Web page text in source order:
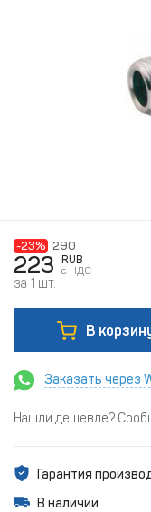
-23% 290
223
RUB
c НДС
за 1 шт.
В
Заказать через
Нашли дешевле?
Гарантия
В наличии